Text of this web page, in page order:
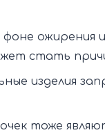
фоне ожирения
стать
изделия
тоже